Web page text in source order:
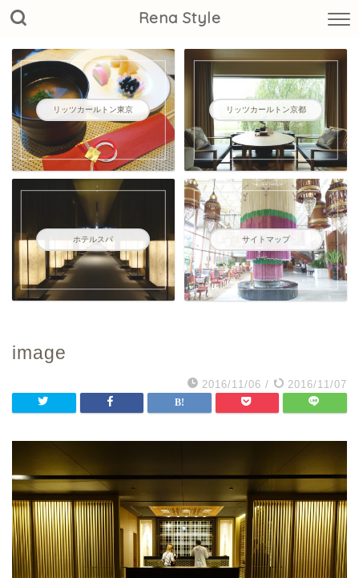
Rena Style
リッツカールトン東京 リッツカールトン京都
ホテルスパ サイトマップ
image
2016/11/06 / 2016/11/07